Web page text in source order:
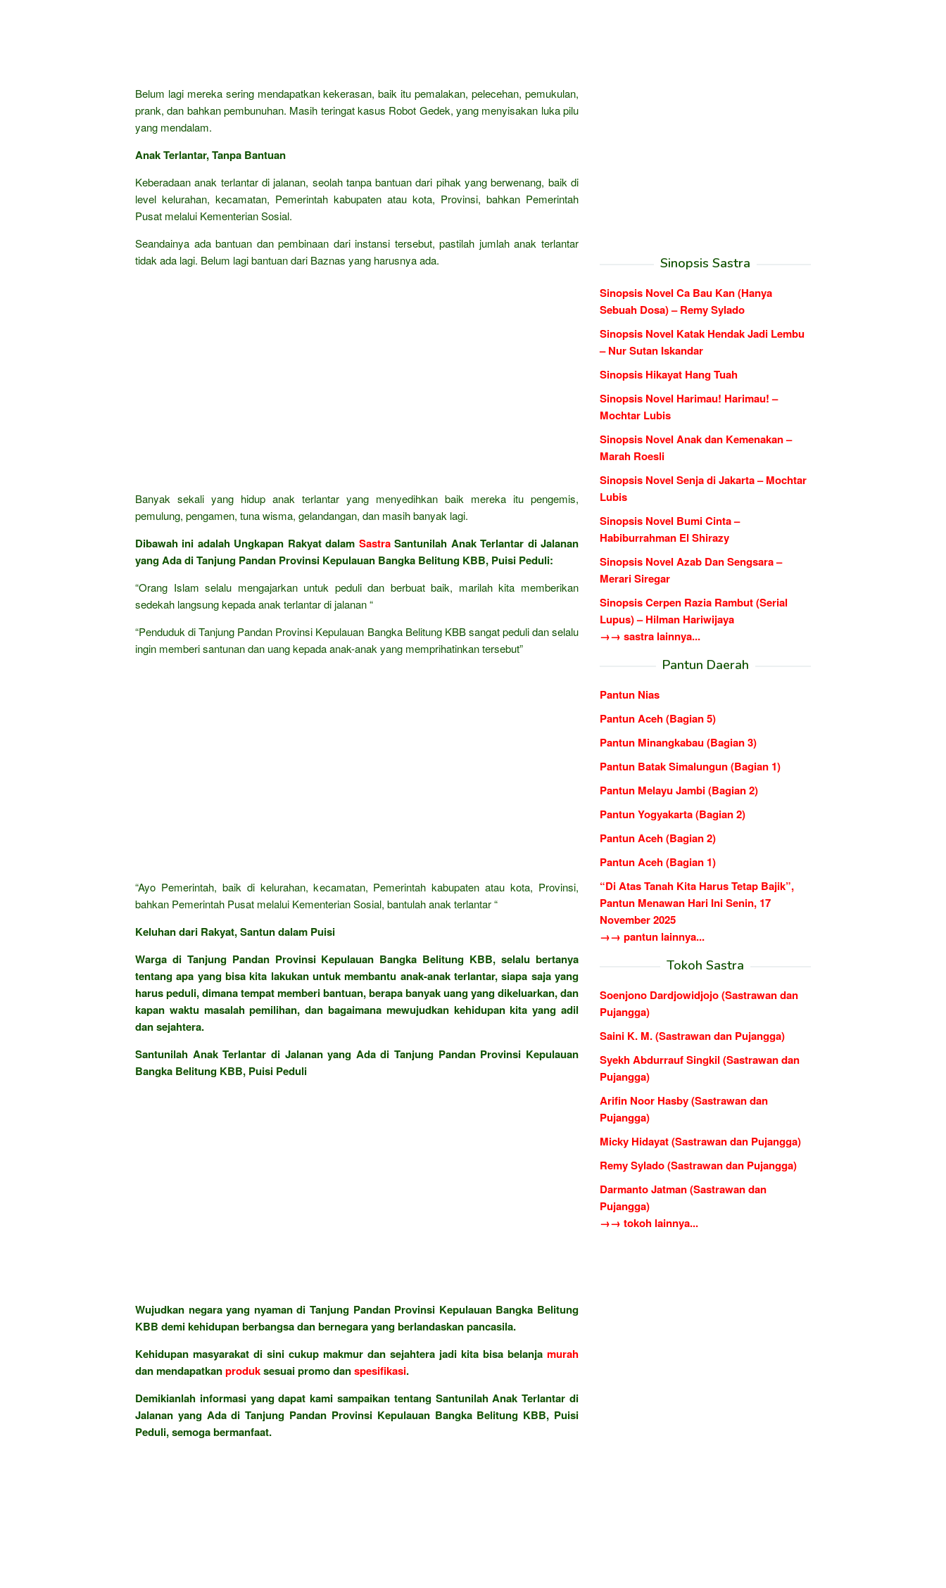
Belum lagi mereka sering mendapatkan kekerasan, baik itu pemalakan, pelecehan, pemukulan,
prank, dan bahkan pembunuhan. Masih teringat kasus Robot Gedek, yang menyisakan luka pilu
yang mendalam.
Anak Terlantar, Tanpa Bantuan
Keberadaan anak terlantar di jalanan, seolah tanpa bantuan dari pihak yang berwenang, baik di
level kelurahan, kecamatan, Pemerintah kabupaten atau kota, Provinsi, bahkan Pemerintah
Pusat melalui Kementerian Sosial.
Seandainya ada bantuan dan pembinaan dari instansi tersebut, pastilah jumlah anak terlantar
tidak ada lagi. Belum lagi bantuan dari Baznas yang harusnya ada.
Banyak sekali yang hidup anak terlantar yang menyedihkan baik mereka itu pengemis,
pemulung, pengamen, tuna wisma, gelandangan, dan masih banyak lagi.
Dibawah ini adalah Ungkapan Rakyat dalam SastraSantunilah Anak Terlantar di Jalanan
yang Ada di Tanjung Pandan Provinsi Kepulauan Bangka Belitung KBB, Puisi Peduli:
“Orang Islam selalu mengajarkan untuk peduli dan berbuat baik, marilah kita memberikan
sedekah langsung kepada anak terlantar di jalanan “
“Penduduk di Tanjung Pandan Provinsi Kepulauan Bangka Belitung KBB sangat peduli dan selalu
ingin memberi santunan dan uang kepada anak-anak yang memprihatinkan tersebut”
“Ayo Pemerintah, baik di kelurahan, kecamatan, Pemerintah kabupaten atau kota, Provinsi,
bahkan Pemerintah Pusat melalui Kementerian Sosial, bantulah anak terlantar “
Keluhan dari Rakyat, Santun dalam Puisi
Warga di Tanjung Pandan Provinsi Kepulauan Bangka Belitung KBB, selalu bertanya
tentang apa yang bisa kita lakukan untuk membantu anak-anak terlantar, siapa saja yang
harus peduli, dimana tempat memberi bantuan, berapa banyak uang yang dikeluarkan, dan
kapan waktu masalah pemilihan, dan bagaimana mewujudkan kehidupan kita yang adil
dan sejahtera.
Santunilah Anak Terlantar di Jalanan yang Ada di Tanjung Pandan Provinsi Kepulauan
Bangka Belitung KBB, Puisi Peduli
Wujudkan negara yang nyaman di Tanjung Pandan Provinsi Kepulauan Bangka Belitung
KBB demi kehidupan berbangsa dan bernegara yang berlandaskan pancasila.
Kehidupan masyarakat di sini cukup makmur dan sejahtera jadi kita bisa belanja murah
dan mendapatkanproduksesuai promo danspesifikasi.
Demikianlah informasi yang dapat kami sampaikan tentang Santunilah Anak Terlantar di
Jalanan yang Ada di Tanjung Pandan Provinsi Kepulauan Bangka Belitung KBB, Puisi
Peduli, semoga bermanfaat.
Sinopsis Sastra
Sinopsis Novel Ca Bau Kan (Hanya
Sebuah Dosa) – Remy Sylado
Sinopsis Novel Katak Hendak Jadi Lembu
– Nur Sutan Iskandar
Sinopsis Hikayat Hang Tuah
Sinopsis Novel Harimau! Harimau! –
Mochtar Lubis
Sinopsis Novel Anak dan Kemenakan –
Marah Roesli
Sinopsis Novel Senja di Jakarta – Mochtar
Lubis
Sinopsis Novel Bumi Cinta –
Habiburrahman El Shirazy
Sinopsis Novel Azab Dan Sengsara –
Merari Siregar
Sinopsis Cerpen Razia Rambut (Serial
Lupus) – Hilman Hariwijaya
→→ sastra lainnya...
Pantun Daerah
Pantun Nias
Pantun Aceh (Bagian 5)
Pantun Minangkabau (Bagian 3)
Pantun Batak Simalungun (Bagian 1)
Pantun Melayu Jambi (Bagian 2)
Pantun Yogyakarta (Bagian 2)
Pantun Aceh (Bagian 2)
Pantun Aceh (Bagian 1)
“Di Atas Tanah Kita Harus Tetap Bajik”,
Pantun Menawan Hari Ini Senin, 17
November 2025
→→ pantun lainnya...
Tokoh Sastra
Soenjono Dardjowidjojo (Sastrawan dan
Pujangga)
Saini K. M. (Sastrawan dan Pujangga)
Syekh Abdurrauf Singkil (Sastrawan dan
Pujangga)
Arifin Noor Hasby (Sastrawan dan
Pujangga)
Micky Hidayat (Sastrawan dan Pujangga)
Remy Sylado (Sastrawan dan Pujangga)
Darmanto Jatman (Sastrawan dan
Pujangga)
→→ tokoh lainnya...